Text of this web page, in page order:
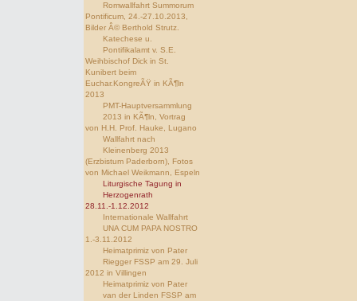
Romwallfahrt Summorum
Pontificum, 24.-27.10.2013,
Bilder Â© Berthold Strutz.
Katechese u.
Pontifikalamt v. S.E.
Weihbischof Dick in St.
Kunibert beim
Euchar.KongreÃŸ in KÃ¶ln
2013
PMT-Hauptversammlung
2013 in KÃ¶ln, Vortrag
von H.H. Prof. Hauke, Lugano
Wallfahrt nach
Kleinenberg 2013
(Erzbistum Paderborn), Fotos
von Michael Weikmann, Espeln
Liturgische Tagung in
Herzogenrath
28.11.-1.12.2012
Internationale Wallfahrt
UNA CUM PAPA NOSTRO
1.-3.11.2012
Heimatprimiz von Pater
Riegger FSSP am 29. Juli
2012 in Villingen
Heimatprimiz von Pater
van der Linden FSSP am